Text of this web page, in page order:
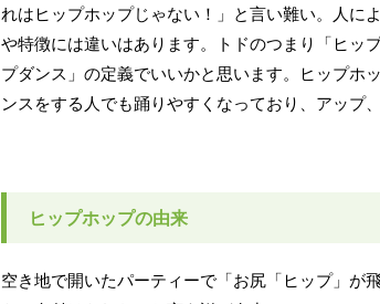
れはヒップホップじゃない！」と言い難い。人に
や特徴には違いはあります。トドのつまり「ヒッ
プダンス」の定義でいいかと思います。ヒップホ
ンスをする人でも踊りやすくなっており、アップ
ヒップホップの由来
空き地で開いたパーティーで「お尻「ヒップ」が